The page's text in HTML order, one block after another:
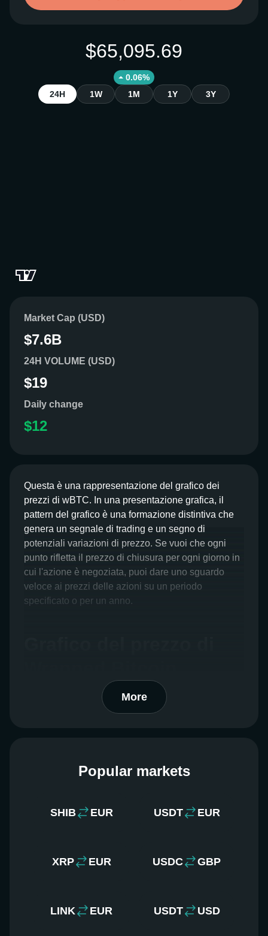
$65,095.69
0.06%
24H
1W 1M 1Y 3Y
Market Cap (USD)
$7.6B
24H VOLUME (USD)
$19
Daily change
$12
Questa è una rappresentazione del grafico dei
prezzi di wBTC. In una presentazione grafica, il
pattern del grafico è una formazione distintiva che
genera un segnale di trading e un segno di
potenziali variazioni di prezzo. Se vuoi che ogni
punto rifletta il prezzo di chiusura per ogni giorno in
cui l'azione è negoziata, puoi dare uno sguardo
veloce ai prezzi delle azioni su un periodo
specificato o per un anno.
Le candele rendono più semplice vedere se un
Su una candela, l'intervallo dal massimo al minimo
grande, o "corpo," simboleggia la differenza di
prezzo tra i prezzi di apertura e di chiusura.
che mostra il prezzo di Wrapped Bitcoin nel tempo.
Quando esegui la tua strategia di trading, puoi
More
Popular markets
SHIB EUR USDT EUR
XRP EUR USDC GBP
LINK EUR USDT USD